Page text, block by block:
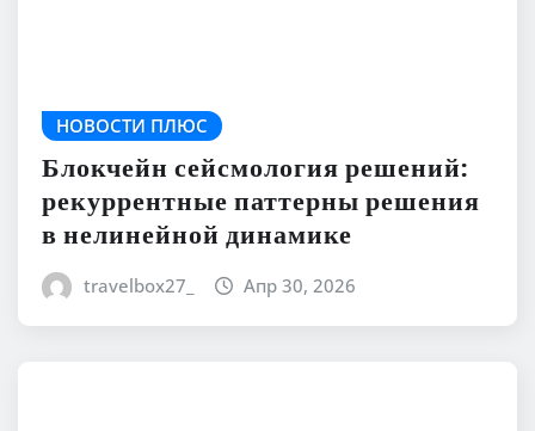
НОВОСТИ ПЛЮС
Блокчейн сейсмология решений:
рекуррентные паттерны решения
в нелинейной динамике
travelbox27_ Апр 30, 2026